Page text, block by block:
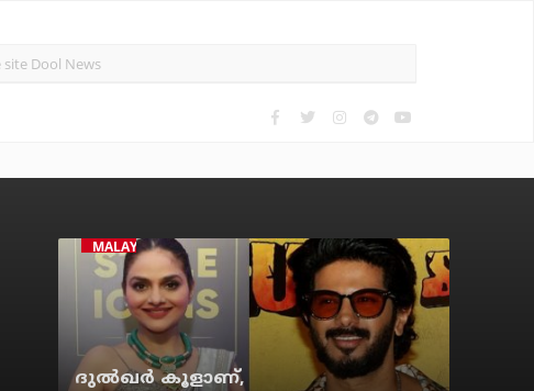
MALAYALAM CINEMA
ദുല്‍ഖര്‍ കൂളാണ്,